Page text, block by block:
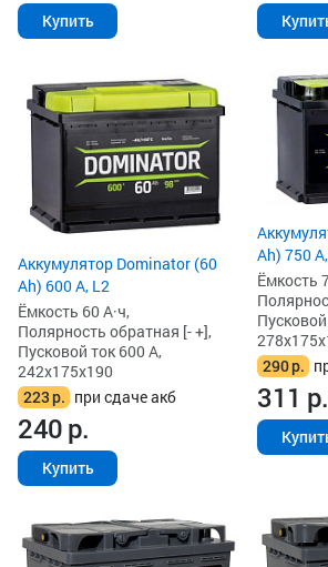
Купить
Аккумулятор Dominator (60
Ah) 600 А, L2
Ёмкость 60 А·ч,
Полярность обратная [- +],
Пусковой ток 600 А,
242x175x190
223р. при сдаче акб
240р.
Купить
Ah) 750
Ёмкость
290р.
311 р.